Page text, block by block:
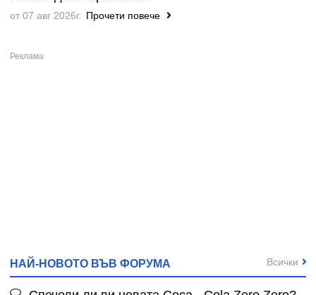
от 07 авг 2026г. Прочети повече
НАЙ-НОВОТО ВЪВ ФОРУМА Всички